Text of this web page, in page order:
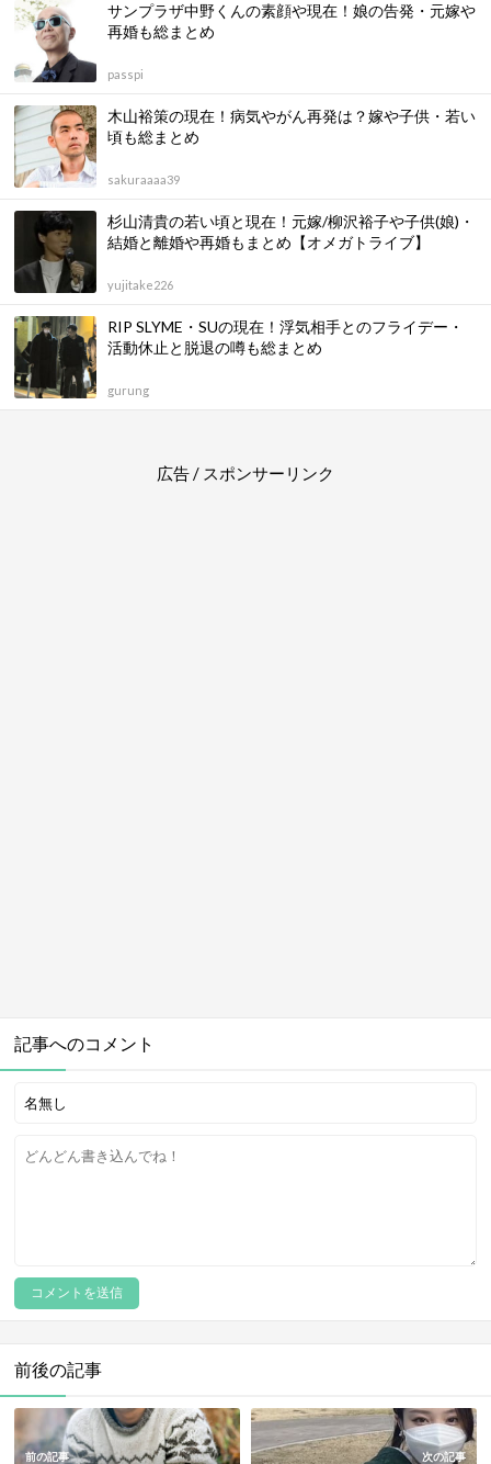
サンプラザ中野くんの素顔や現在！娘の告発・元嫁や
再婚も総まとめ
passpi
木山裕策の現在！病気やがん再発は？嫁や子供・若い
頃も総まとめ
sakuraaaa39
杉山清貴の若い頃と現在！元嫁/柳沢裕子や子供(娘)・
結婚と離婚や再婚もまとめ【オメガトライブ】
yujitake226
RIP SLYME・SUの現在！浮気相手とのフライデー・
活動休止と脱退の噂も総まとめ
gurung
広告 / スポンサーリンク
記事へのコメント
前後の記事
前の記事 次の記事